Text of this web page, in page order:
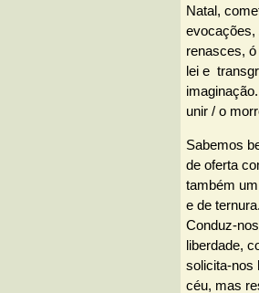
Natal,
evocações,
renasces,
lei e
unir / o
Sabemos
de oferta
também
e de
Conduz-
liberdade,
solicita-nos
céu, mas